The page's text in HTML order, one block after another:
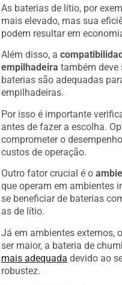
As baterias de lítio, por
mais elevado, mas sua
podem resultar em
Além disso, a
empilhadeira também deve
baterias são adequadas
empilhadeiras.
Por isso é importante
antes de fazer a escolha.
comprometer o
custos de operação.
Outro fator crucial é o
que operam em ambientes
se beneficiar de baterias
as de lítio.
Já em ambientes externos,
ser maior, a bateria de
mais adequada devido ao
robustez.